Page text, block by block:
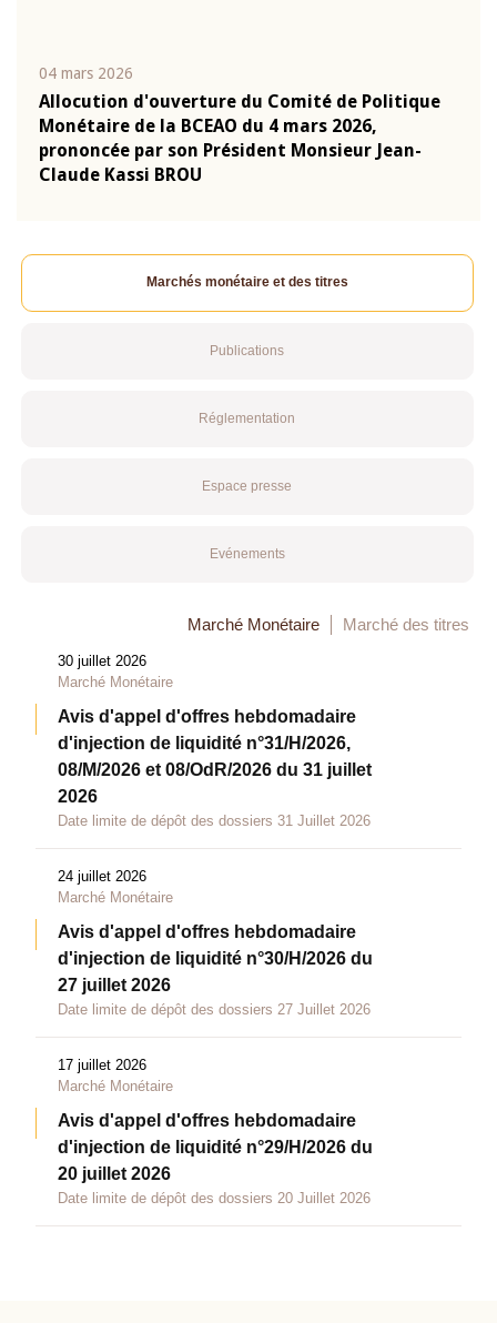
04 mars 2026
Allocution d'ouverture du Comité de Politique
Monétaire de la BCEAO du 4 mars 2026,
prononcée par son Président Monsieur Jean-
Claude Kassi BROU
Marchés monétaire et des titres
Publications
Réglementation
Espace presse
Evénements
Marché Monétaire Marché des titres
30 juillet 2026
Marché Monétaire
Avis d'appel d'offres hebdomadaire
d'injection de liquidité n°31/H/2026,
08/M/2026 et 08/OdR/2026 du 31 juillet
2026
Date limite de dépôt des dossiers 31 Juillet 2026
24 juillet 2026
Marché Monétaire
Avis d'appel d'offres hebdomadaire
d'injection de liquidité n°30/H/2026 du
27 juillet 2026
Date limite de dépôt des dossiers 27 Juillet 2026
17 juillet 2026
Marché Monétaire
Avis d'appel d'offres hebdomadaire
d'injection de liquidité n°29/H/2026 du
20 juillet 2026
Date limite de dépôt des dossiers 20 Juillet 2026